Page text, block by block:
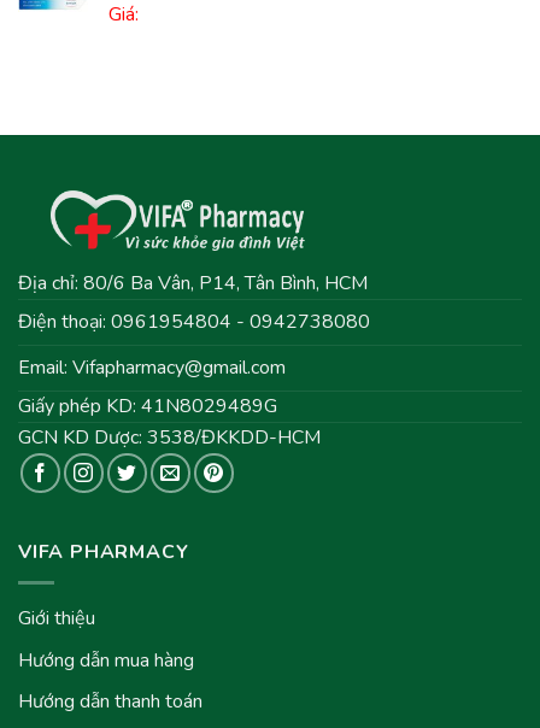
Giá:
Địa chỉ: 80/6 Ba Vân, P14, Tân Bình, HCM
Điện thoại: 0961954804 - 0942738080
Email: Vifapharmacy@gmail.com
Giấy phép KD: 41N8029489G
GCN KD Dược: 3538/ĐKKDD-HCM
VIFA PHARMACY
Giới thiệu
Hướng dẫn mua hàng
Hướng dẫn thanh toán